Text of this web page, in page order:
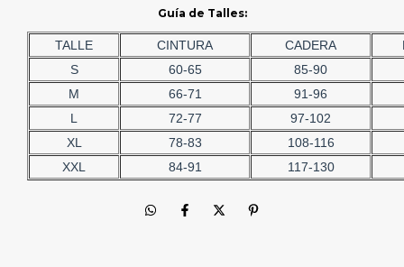
Guía de Talles:
TALLE CINTURA CADERA
S
60-65
85-90
M
66-71
91-96
L
72-77
97-102
XL
78-83
108-116
XXL
84-91 117-130